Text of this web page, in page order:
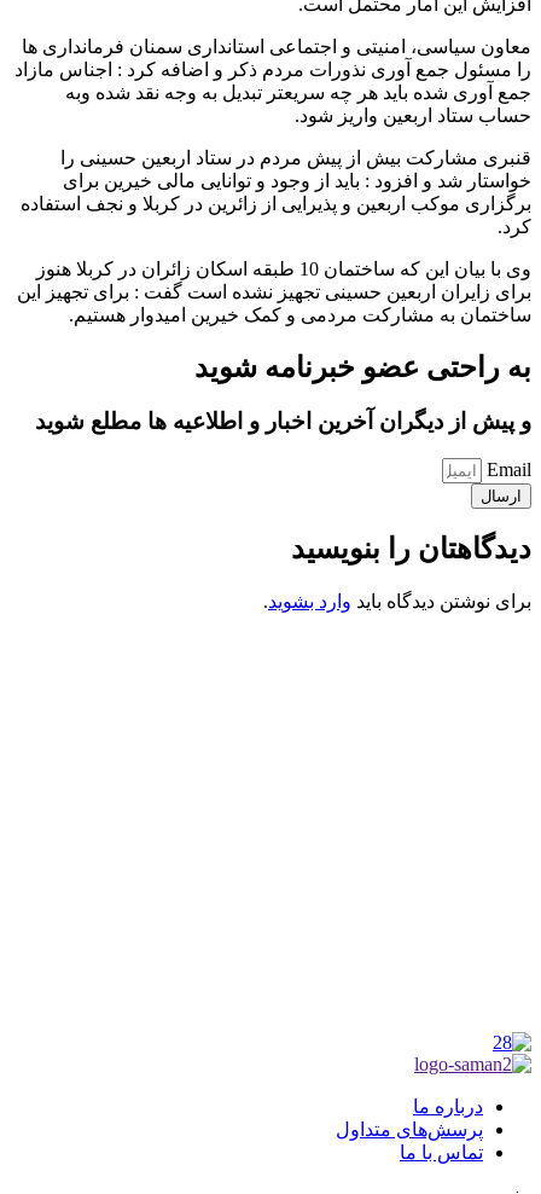
افزایش این آمار محتمل است.
معاون سیاسی، امنیتی و اجتماعی استانداری سمنان فرمانداری ها
را مسئول جمع آوری نذورات مردم ذکر و اضافه کرد : اجناس مازاد
جمع آوری شده باید هر چه سریعتر تبدیل به وجه نقد شده وبه
حساب ستاد اربعین واریز شود.
قنبری مشارکت بیش از پیش مردم در ستاد اربعین حسینی را
خواستار شد و افزود : باید از وجود و توانایی مالی خیرین برای
برگزاری موکب اربعین و پذیرایی از زائرین در کربلا و نجف استفاده
کرد.
وی با بیان این که ساختمان 10 طبقه اسکان زائران در کربلا هنوز
برای زایران اربعین حسینی تجهیز نشده است گفت : برای تجهیز این
ساختمان به مشارکت مردمی و کمک خیرین امیدوار هستیم.
به راحتی عضو خبرنامه شوید
و پیش از دیگران آخرین اخبار و اطلاعیه ها مطلع شوید
Email
ارسال
دیدگاهتان را بنویسید
برای نوشتن دیدگاه باید وارد بشوید.
درباره ما
پرسش‌های متداول
تماس با ما